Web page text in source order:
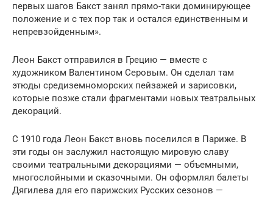
первых шагов Бакст занял прямо-таки доминирующее
положение и с тех пор так и остался единственным и
непревзойденным».
Леон Бакст отправился в Грецию — вместе с
художником Валентином Серовым. Он сделал там
этюды средиземноморских пейзажей и зарисовки,
которые позже стали фрагментами новых театральных
декораций.
С 1910 года Леон Бакст вновь поселился в Париже. В
эти годы он заслужил настоящую мировую славу
своими театральными декорациями — объемными,
многослойными и сказочными. Он оформлял балеты
Дягилева для его парижских Русских сезонов —